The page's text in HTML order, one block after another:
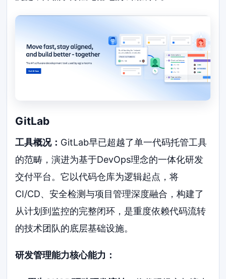
GitLab
工具概况： GitLab早已超越了单一代码托管工具
的范畴，演进为基于DevOps理念的一体化研发
交付平台。它以代码仓库为逻辑起点，将
CI/CD、安全检测与项目管理深度融合，构建了
从计划到监控的完整闭环，是重度依赖代码流转
的技术团队的底层基础设施。
研发管理能力核心能力：